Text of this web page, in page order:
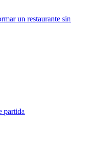
un restaurante sin
partida